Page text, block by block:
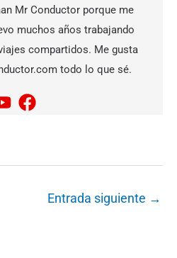
Mr Conductor porque me
muchos años trabajando
compartidos. Me gusta
todo lo que sé.
Entrada siguiente →